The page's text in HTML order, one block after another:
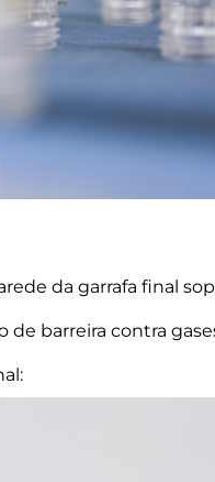
da garrafa final
barreira contra